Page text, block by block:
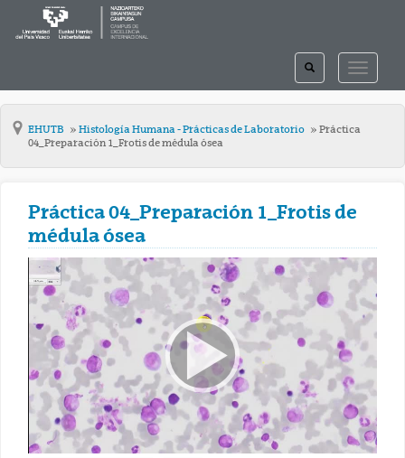
TOGGLE
TOGGLE
SEARCH
EHUTB Histología Humana - Prácticas de Laboratorio
Práctica
04_Preparación 1_Frotis de médula ósea
Práctica 04_Preparación 1_Frotis de
médula ósea